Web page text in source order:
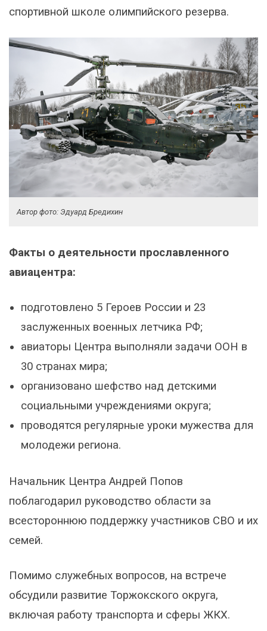
спортивной школе олимпийского резерва.
Автор фото: Эдуард Бредихин
Факты о деятельности прославленного
авиацентра:
подготовлено 5 Героев России и 23
заслуженных военных летчика РФ;
авиаторы Центра выполняли задачи ООН в
30 странах мира;
организовано шефство над детскими
социальными учреждениями округа;
проводятся регулярные уроки мужества для
молодежи региона.
Начальник Центра Андрей Попов
поблагодарил руководство области за
всестороннюю поддержку участников СВО и их
семей.
Помимо служебных вопросов, на встрече
обсудили развитие Торжокского округа,
включая работу транспорта и сферы ЖКХ.